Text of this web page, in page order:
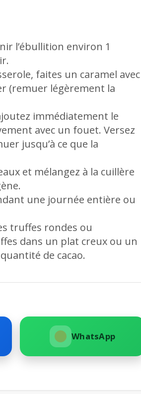
l’ébullition environ 1
faites un caramel avec
(remuer légèrement la
immédiatement le
avec un fouet. Versez
jusqu’à ce que la
et mélangez à la cuillère
une journée entière ou
truffes rondes ou
dans un plat creux ou un
de cacao.
WhatsApp